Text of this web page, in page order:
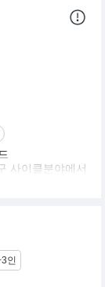
사이클분야에서
브랜드.
로최고의 테크
인